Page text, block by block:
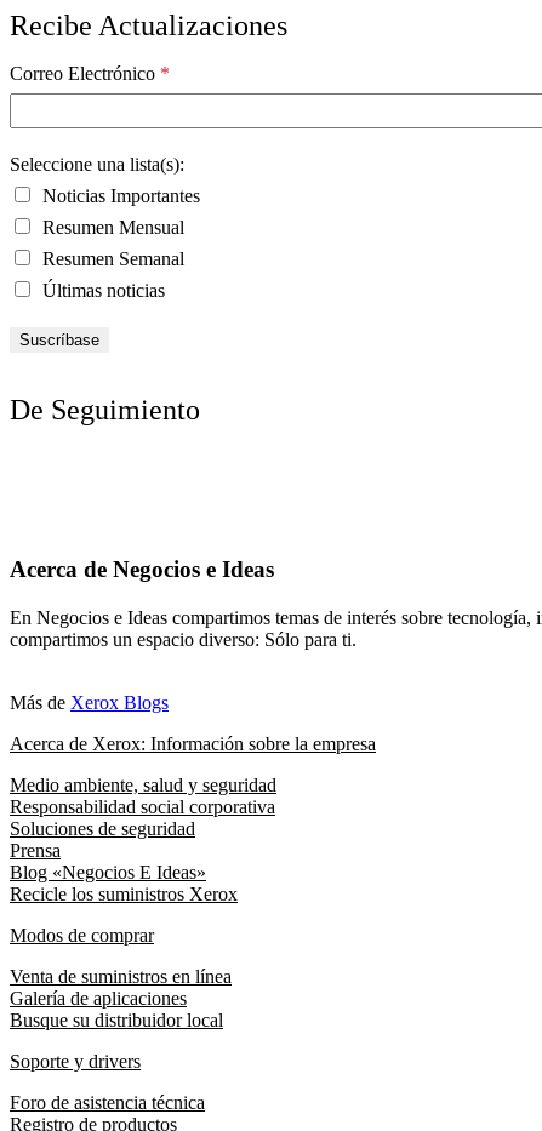
Recibe Actualizaciones
Correo Electrónico *
Seleccione una lista(s):
Noticias Importantes
Resumen Mensual
Resumen Semanal
Últimas noticias
De Seguimiento
Acerca de Negocios e Ideas
En Negocios e Ideas compartimos temas de interés sobre
compartimos un espacio diverso: Sólo para ti.
Más de Xerox Blogs
Acerca de Xerox: Información sobre la empresa
Medio ambiente, salud y seguridad
Responsabilidad social corporativa
Soluciones de seguridad
Prensa
Blog «Negocios E Ideas»
Recicle los suministros Xerox
Modos de comprar
Venta de suministros en línea
Galería de aplicaciones
Busque su distribuidor local
Soporte y drivers
Foro de asistencia técnica
Registro de productos